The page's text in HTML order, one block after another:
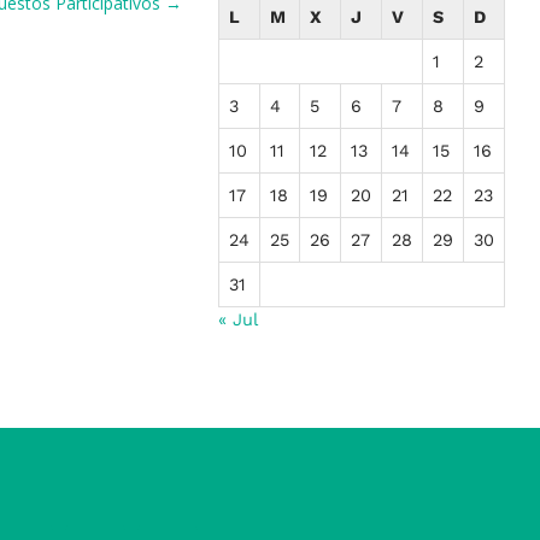
L M X J V S D
1 2
3 4 5 6 7 8 9
10 11 12 13 14 15 16
17 18 19 20 21 22 23
24 25 26 27 28 29 30
31
« Jul